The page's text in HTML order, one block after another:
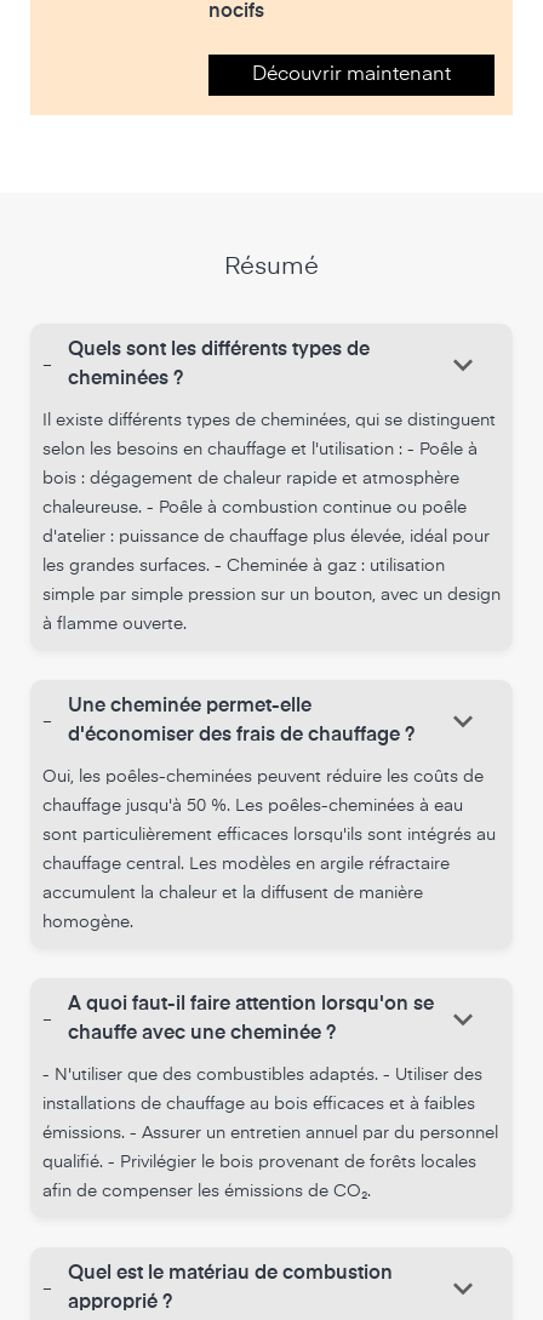
nocifs
Découvrir maintenant
Résumé
-
Quels sont les différents types de
cheminées ?
keyboard_arrow_down
Il existe différents types de cheminées, qui se distinguent
selon les besoins en chauffage et l'utilisation : - Poêle à
bois : dégagement de chaleur rapide et atmosphère
chaleureuse. - Poêle à combustion continue ou poêle
d'atelier : puissance de chauffage plus élevée, idéal pour
les grandes surfaces. - Cheminée à gaz : utilisation
simple par simple pression sur un bouton, avec un design
à flamme ouverte.
-
Une cheminée permet-elle
d'économiser des frais de chauffage ?
keyboard_arrow_down
Oui, les poêles-cheminées peuvent réduire les coûts de
chauffage jusqu'à 50 %. Les poêles-cheminées à eau
sont particulièrement efficaces lorsqu'ils sont intégrés au
chauffage central. Les modèles en argile réfractaire
accumulent la chaleur et la diffusent de manière
homogène.
-
A quoi faut-il faire attention lorsqu'on se
chauffe avec une cheminée ?
keyboard_arrow_down
- N'utiliser que des combustibles adaptés. - Utiliser des
installations de chauffage au bois efficaces et à faibles
émissions. - Assurer un entretien annuel par du personnel
qualifié. - Privilégier le bois provenant de forêts locales
afin de compenser les émissions de CO₂.
-
Quel est le matériau de combustion
approprié ?
keyboard_arrow_down